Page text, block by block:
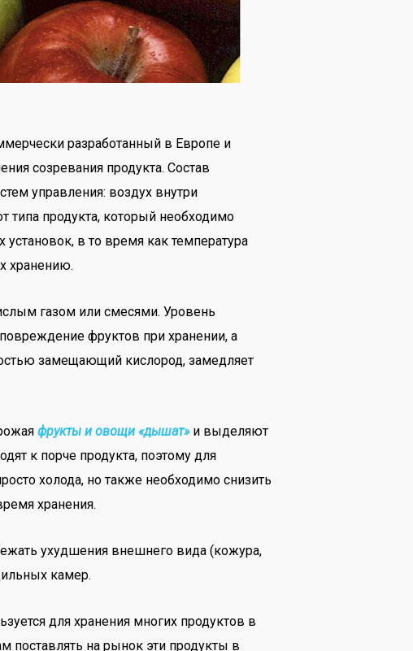
разработанный в Европе и
созревания продукта. Состав
управления: воздух внутри
типа продукта, который необходимо
в то время как температура
хранению.
газом или смесями. Уровень
фруктов при хранении, а
замещающий кислород, замедляет
фрукты и овощи «дышат»и выделяют
к порче продукта, поэтому для
холода, но также необходимо снизить
хранения.
ухудшения внешнего вида (кожура,
камер.
для хранения многих продуктов в
поставлять на рынок эти продукты в